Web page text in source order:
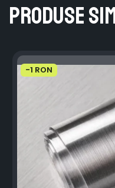
Produse
-1 RON